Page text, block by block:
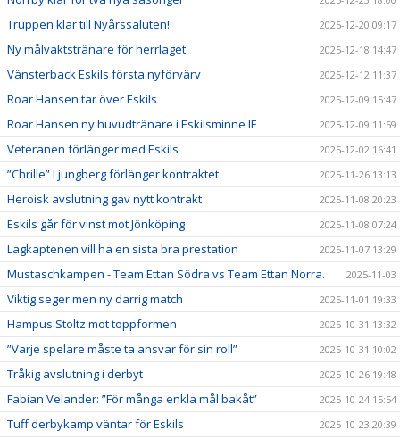
Truppen klar till Nyårssaluten! 2025-12-20 09:17
Ny målvaktstränare för herrlaget 2025-12-18 14:47
Vänsterback Eskils första nyförvärv 2025-12-12 11:37
Roar Hansen tar över Eskils 2025-12-09 15:47
Roar Hansen ny huvudtränare i Eskilsminne IF 2025-12-09 11:59
Veteranen förlänger med Eskils 2025-12-02 16:41
”Chrille” Ljungberg förlänger kontraktet 2025-11-26 13:13
Heroisk avslutning gav nytt kontrakt 2025-11-08 20:23
Eskils går för vinst mot Jönköping 2025-11-08 07:24
Lagkaptenen vill ha en sista bra prestation 2025-11-07 13:29
Mustaschkampen - Team Ettan Södra vs Team Ettan Norra. 2025-11-03
Viktig seger men ny darrig match 2025-11-01 19:33
Hampus Stoltz mot toppformen 2025-10-31 13:32
”Varje spelare måste ta ansvar för sin roll” 2025-10-31 10:02
Tråkig avslutning i derbyt 2025-10-26 19:48
Fabian Velander: ”För många enkla mål bakåt” 2025-10-24 15:54
Tuff derbykamp väntar för Eskils 2025-10-23 20:39